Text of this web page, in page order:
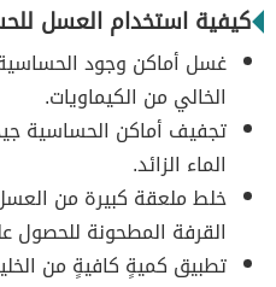
كيفية استخدام العسل
غسل أماكن وجود الحساسية
الخالي من الكيماويات.
تجفيف أماكن الحساسية
الماء الزائد.
خلط ملعقة كبيرة من
القرفة المطحونة
تطبيق كميةٍ كافيةٍ من